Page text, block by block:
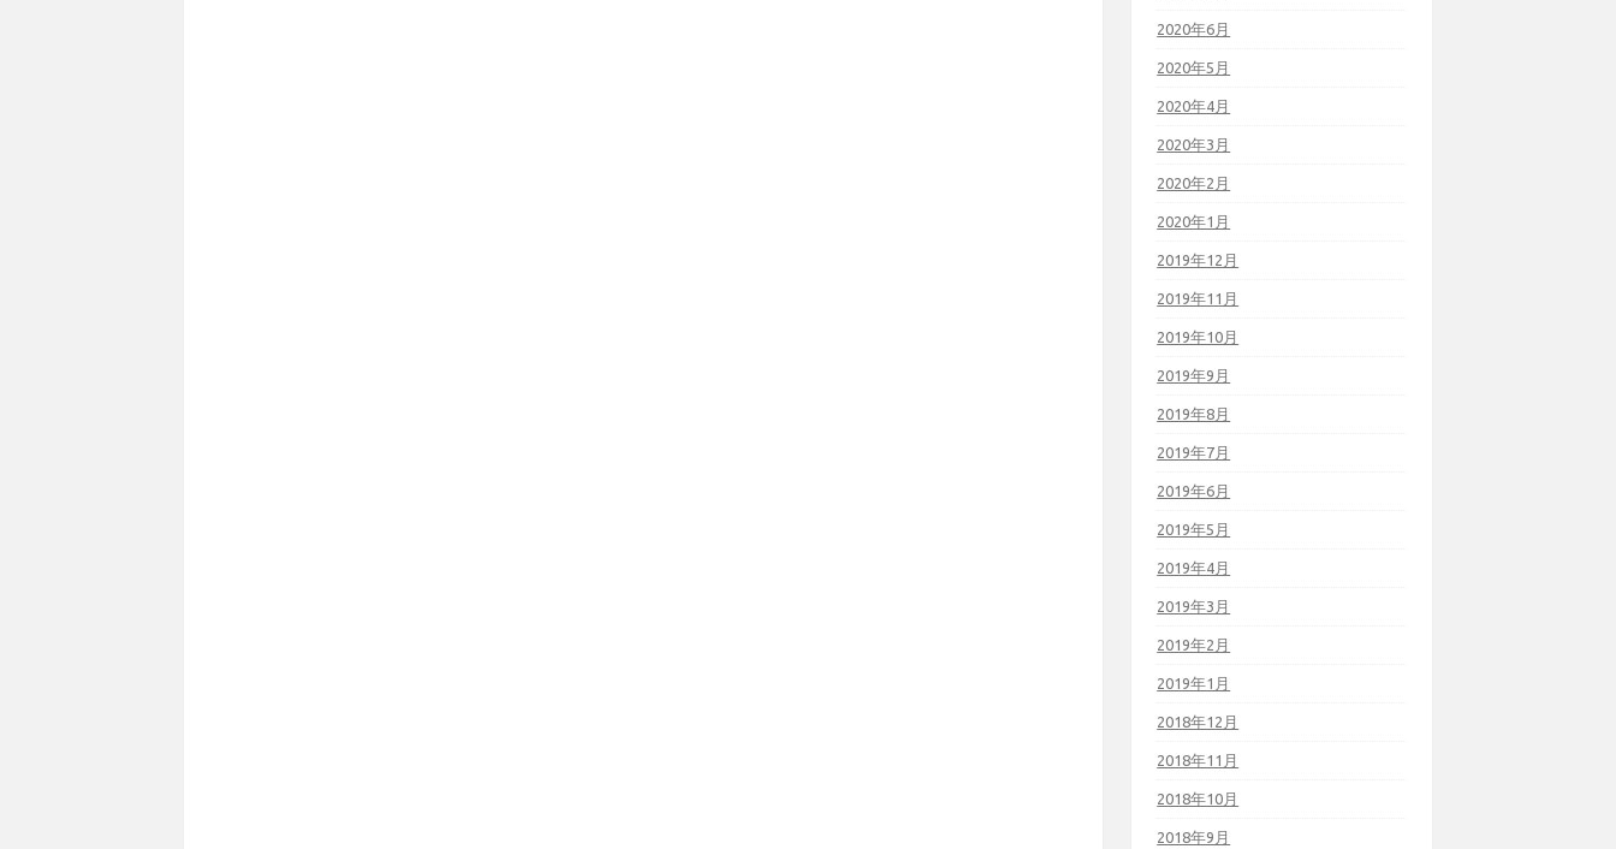
2020年6月
2020年5月
2020年4月
2020年3月
2020年2月
2020年1月
2019年12月
2019年11月
2019年10月
2019年9月
2019年8月
2019年7月
2019年6月
2019年5月
2019年4月
2019年3月
2019年2月
2019年1月
2018年12月
2018年11月
2018年10月
2018年9月